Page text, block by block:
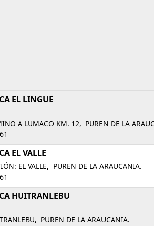
EL LINGUE
A LUMACO KM. 12, PUREN DE LA
EL VALLE
EL VALLE, PUREN DE LA ARAUCANIA.
HUITRANLEBU
PUREN DE LA ARAUCANIA.